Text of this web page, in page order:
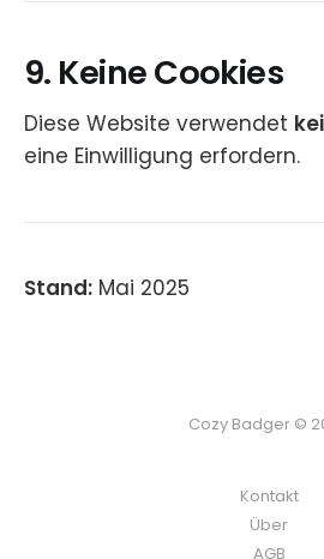
9. Keine Cookies
Diese Website verwendet
eine Einwilligung erfordern.
Stand: Mai 2025
Cozy Badger ©
Kontakt
Über
AGB